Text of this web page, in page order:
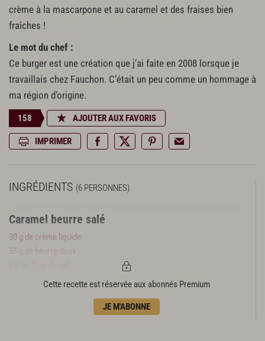
crème à la mascarpone et au caramel et des fraises bien
fraîches !
Le mot du chef :
Ce burger est une création que j’ai faite en 2008 lorsque je
travaillais chez Fauchon. C’était un peu comme un hommage à
ma région d’origine.
158 AJOUTER AUX FAVORIS
IMPRIMER
INGRÉDIENTS (6 PERSONNES)
Caramel beurre salé
30 g de crème liquide
55 g de beurre doux
60 g de sucre semoule
Crème caramel mascarpone
Cette recette est réservée aux abonnés Premium
JE M'ABONNE